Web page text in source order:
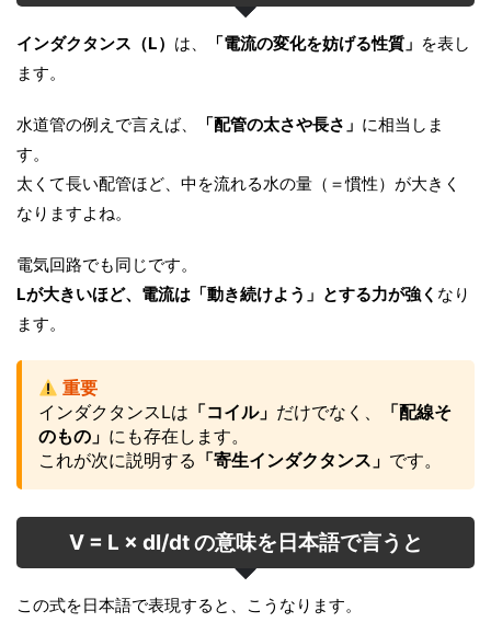
インダクタンス（L） は、 「電流の変化を妨げる性質」 を表し
ます。
水道管の例えで言えば、 「配管の太さや長さ」 に相当しま
す。
太くて長い配管ほど、中を流れる水の量（＝慣性）が大きく
なりますよね。
電気回路でも同じです。
Lが大きいほど、電流は「動き続けよう」とする力が強く なり
ます。
重要
インダクタンスLは 「コイル」 だけでなく、
「配線そ
のもの」 にも存在します。
これが次に説明する 「寄生インダクタンス」 です。
V = L × dI/dt の意味を日本語で言うと
この式を日本語で表現すると、こうなります。